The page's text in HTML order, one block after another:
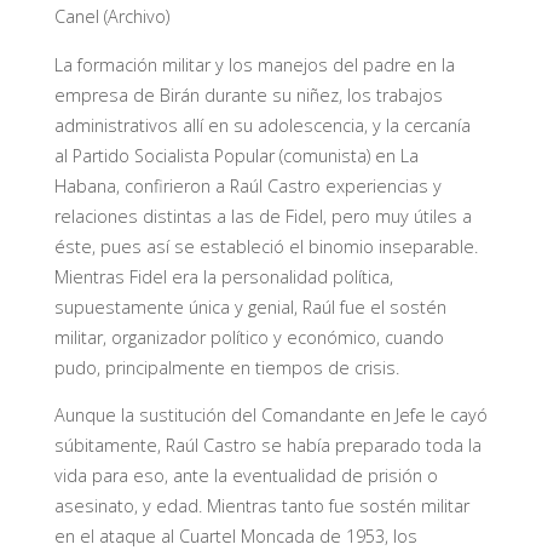
Canel (Archivo)
La formación militar y los manejos del padre en la
empresa de Birán durante su niñez, los trabajos
administrativos allí en su adolescencia, y la cercanía
al Partido Socialista Popular (comunista) en La
Habana, confirieron a Raúl Castro experiencias y
relaciones distintas a las de Fidel, pero muy útiles a
éste, pues así se estableció el binomio inseparable.
Mientras Fidel era la personalidad política,
supuestamente única y genial, Raúl fue el sostén
militar, organizador político y económico, cuando
pudo, principalmente en tiempos de crisis.
Aunque la sustitución del Comandante en Jefe le cayó
súbitamente, Raúl Castro se había preparado toda la
vida para eso, ante la eventualidad de prisión o
asesinato, y edad. Mientras tanto fue sostén militar
en el ataque al Cuartel Moncada de 1953, los